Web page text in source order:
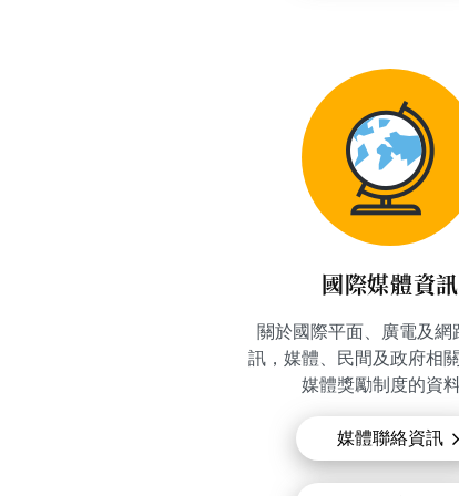
國際媒體資訊
關於國際平面、廣電及網
訊，媒體、民間及政府相
媒體獎勵制度的資料
媒體聯絡資訊